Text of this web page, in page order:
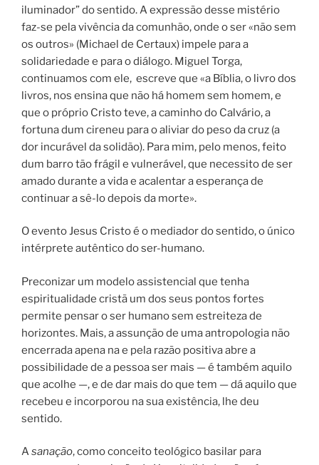
iluminador” do sentido. A expressão desse mistério
faz-se pela vivência da comunhão, onde o ser «não sem
os outros» (Michael de Certaux) impele para a
solidariedade e para o diálogo. Miguel Torga,
continuamos com ele, escreve que «a Bíblia, o livro dos
livros, nos ensina que não há homem sem homem, e
que o próprio Cristo teve, a caminho do Calvário, a
fortuna dum cireneu para o aliviar do peso da cruz (a
dor incurável da solidão). Para mim, pelo menos, feito
dum barro tão frágil e vulnerável, que necessito de ser
amado durante a vida e acalentar a esperança de
continuar a sê-lo depois da morte».
O evento Jesus Cristo é o mediador do sentido, o único
intérprete autêntico do ser-humano.
Preconizar um modelo assistencial que tenha
espiritualidade cristã um dos seus pontos fortes
permite pensar o ser humano sem estreiteza de
horizontes. Mais, a assunção de uma antropologia não
encerrada apena na e pela razão positiva abre a
possibilidade de a pessoa ser mais — é também aquilo
que acolhe —, e de dar mais do que tem — dá aquilo que
recebeu e incorporou na sua existência, lhe deu
sentido.
Asanação, como conceito teológico basilar para